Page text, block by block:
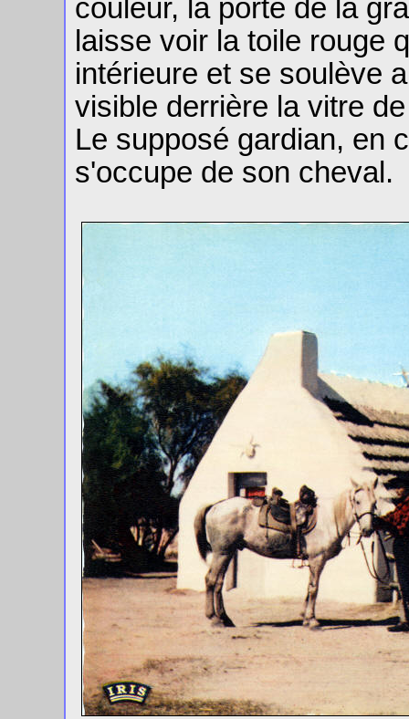
couleur, la porte de la
laisse voir la toile rouge
intérieure et se soulève
visible derrière la vitre
Le supposé gardian, en
s'occupe de son cheval.